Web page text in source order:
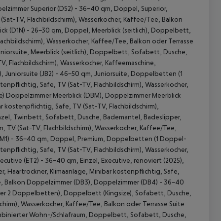
Superior (DS2) - 36-40 qm, Doppel, Superior,
TV, Flachbildschirm), Wasserkocher, Kaffee/Tee, Balkon
(D1N) - 26-30 qm, Doppel, Meerblick (seitlich), Doppelbett,
Wasserkocher, Kaffee/Tee, Balkon oder Terrasse
Meerblick (seitlich), Doppelbett, Sofabett, Dusche,
Flachbildschirm), Wasserkocher, Kaffeemaschine,
Juniorsuite (JB2) - 46-50 qm, Juniorsuite, Doppelbetten (1
Safe, TV (Sat-TV, Flachbildschirm), Wasserkocher,
Doppelzimmer Meerblick (DBM), Doppelzimmer Meerblick
kostenpflichtig, Safe, TV (Sat-TV, Flachbildschirm),
Twinbett, Sofabett, Dusche, Bademantel, Badeslipper,
(Sat-TV, Flachbildschirm), Wasserkocher, Kaffee/Tee,
- 36-40 qm, Doppel, Premium, Doppelbetten (1 Doppel-
Safe, TV (Sat-TV, Flachbildschirm), Wasserkocher,
(ET2) - 36-40 qm, Einzel, Executive, renoviert (2025),
Haartrockner, Klimaanlage, Minibar kostenpflichtig, Safe,
Balkon Doppelzimmer (DB3), Doppelzimmer (DB4) - 36-40
2 Doppelbetten), Doppelbett (Kingsize), Sofabett, Dusche,
Wasserkocher, Kaffee/Tee, Balkon oder Terrasse Suite
Wohn-/Schlafraum, Doppelbett, Sofabett, Dusche,